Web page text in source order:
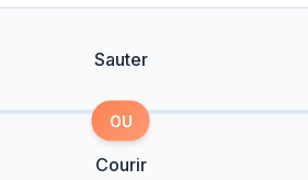
Sauter
OU
Courir